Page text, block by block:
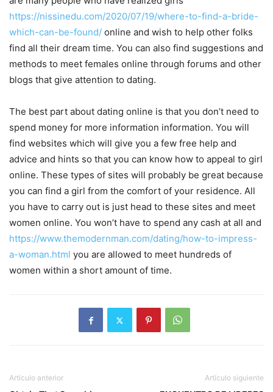
https://nissinedu.com/2020/07/19/where-to-find-a-bride-
which-can-be-found/ online and wish to help other folks
find all their dream time. You can also find suggestions and
methods to meet females online through forums and other
blogs that give attention to dating.
The best part about dating online is that you don’t need to
spend money for more information information. You will
find websites which will give you a few free help and
advice and hints so that you can know how to appeal to girl
online. These types of sites will probably be great because
you can find a girl from the comfort of your residence. All
you have to carry out is just head to these sites and meet
women online. You won’t have to spend any cash at all and
https://www.themodernman.com/dating/how-to-impress-
a-woman.html you are allowed to meet hundreds of
women within a short amount of time.
Artículo anterior Artículo siguiente